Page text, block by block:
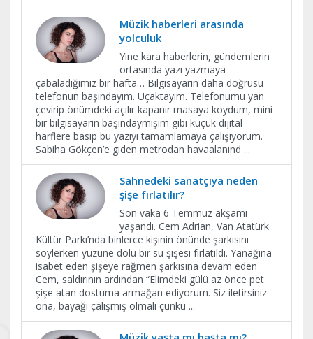
Müzik haberleri arasında
yolculuk
Yine kara haberlerin, gündemlerin
ortasında yazı yazmaya
çabaladığımız bir hafta… Bilgisayarın daha doğrusu
telefonun başındayım. Uçaktayım. Telefonumu yan
çevirip önümdeki açılır kapanır masaya koydum, mini
bir bilgisayarın başındaymışım gibi küçük dijital
harflere basıp bu yazıyı tamamlamaya çalışıyorum.
Sabiha Gökçen’e giden metrodan havaalanınd ...
Sahnedeki sanatçıya neden
şişe fırlatılır?
Son vaka 6 Temmuz akşamı
yaşandı. Cem Adrian, Van Atatürk
Kültür Parkı’nda binlerce kişinin önünde şarkısını
söylerken yüzüne dolu bir su şişesi fırlatıldı. Yanağına
isabet eden şişeye rağmen şarkısına devam eden
Cem, saldırının ardından “Elimdeki gülü az önce pet
şişe atan dostuma armağan ediyorum. Siz iletirsiniz
ona, bayağı çalışmış olmalı çünkü ...